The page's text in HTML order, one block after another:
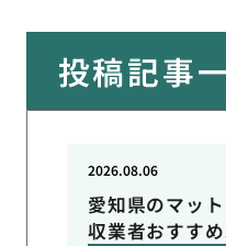
投稿記事
愛知県のマッ
収業者おすす
2026.08.06